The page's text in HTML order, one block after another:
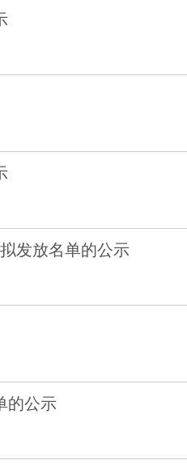
发放名单的公示
的公示